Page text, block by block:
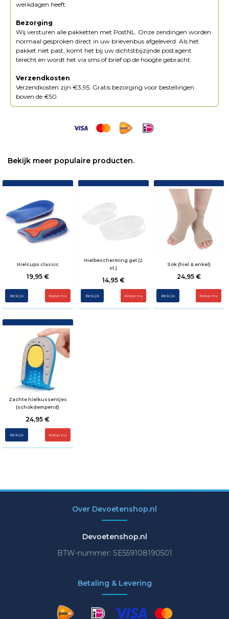
werkdagen heeft.
Bezorging
Wij versturen alle pakketten met PostNL. Onze zendingen worden
normaal gesproken direct in uw brievenbus afgeleverd. Als het
pakket niet past, komt het bij uw dichtstbijzijnde postagent
terecht en wordt het via sms of brief op de hoogte gebracht.
Verzendkosten
Verzendkosten zijn €3,95. Gratis bezorging voor bestellingen
boven de €50.
Bekijk meer populaire producten.
Hielcups classic
19,95 €
Bekijk Koop nu
Hielbescherming gel (2
st.)
14,95 €
Bekijk Koop nu
Sok (hiel & enkel)
24,95 €
Bekijk
Zachte hielkussentjes
(schokdempend)
24,95 €
Bekijk
Over Devoetenshop.nl
Devoetenshop.nl
BTW-nummer: SE559108190501
Betaling & Levering